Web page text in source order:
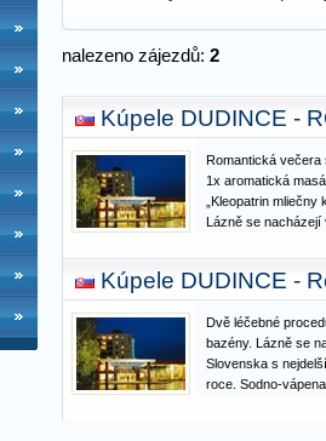
nalezeno zájezdů: 2
Kúpele DUDINCE -
Romantická večera
1x aromatická
„Kleopatrin
Lázně se
roce. Sodno-
Kúpele DUDINCE -
Dvě léčebné
bazény. Lázně se
Slovenska s
roce. Sodno-